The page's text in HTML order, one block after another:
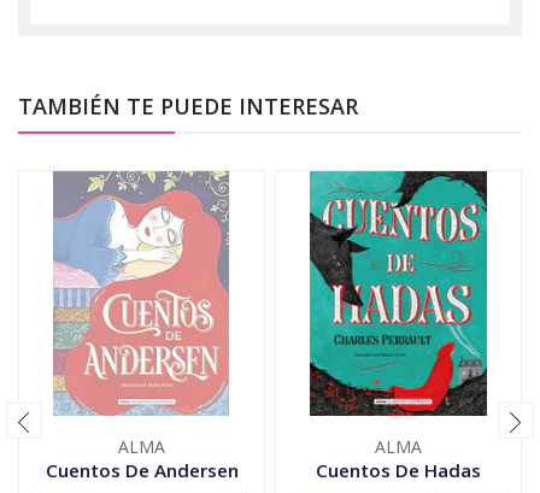
TAMBIÉN TE PUEDE INTERESAR
ALMA
Cuentos De Andersen
ALMA
Cuentos De Hadas